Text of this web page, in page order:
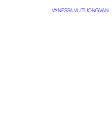
VANESSA VU TUONG VAN